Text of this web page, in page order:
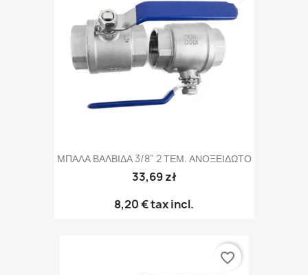
ΜΠΑΛΑ ΒΑΛΒΙΔΑ 3/8" 2 ΤΕΜ. ΑΝΟΞΕΙΔΩΤΟ
33,69 zł
8,20 €tax incl.
favorite_border